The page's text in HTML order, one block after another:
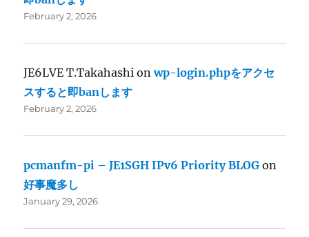
February 2, 2026
JE6LVE T.Takahashi onwp-login.phpをアクセ
スすると即banします
February 2, 2026
pcmanfm-pi – JE1SGH IPv6 Priority BLOG on
好事魔多し
January 29, 2026